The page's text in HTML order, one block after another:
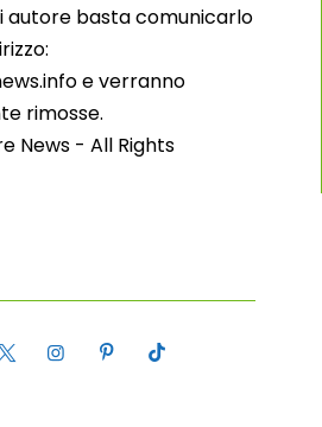
autore basta comunicarlo
e verranno
rimosse.
News - All Rights